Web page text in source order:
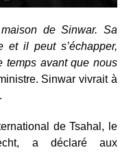
de Sinwar. Sa
et il peut s’échapper,
temps avant que nous
Sinwar vivrait à
de Tsahal, le
a déclaré aux